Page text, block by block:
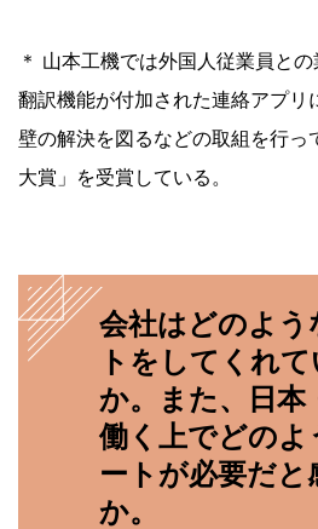
＊ 山本工機では外国人従業員との
翻訳機能が付加された連絡アプリ
壁の解決を図るなどの取組を行っ
大賞」を受賞している。
会社はどのよう
トをしてくれ
か。また、日本
働く上でどのよ
ートが必要だと
か。